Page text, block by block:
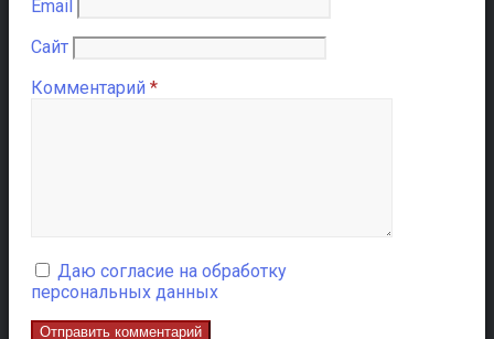
Email
Сайт
Комментарий *
Даю согласие на обработку
персональных данных